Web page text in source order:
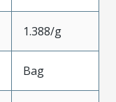
1.388/g
Bag